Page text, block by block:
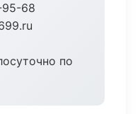
95-68
по